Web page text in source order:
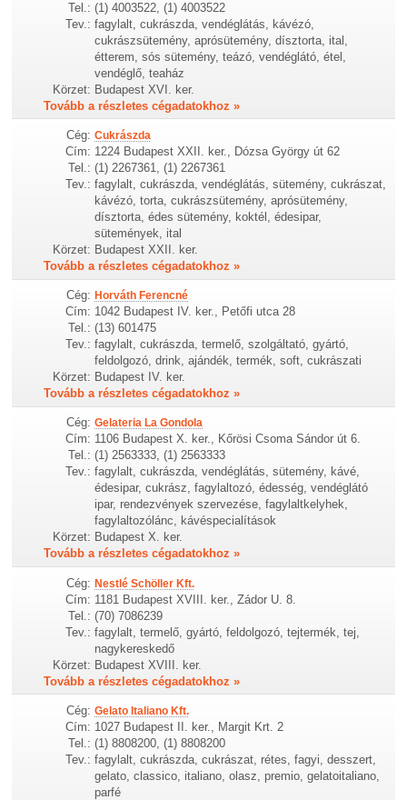
Tel.: (1) 4003522, (1) 4003522
Tev.: fagylalt, cukrászda, vendéglátás, kávézó,
cukrászsütemény, aprósütemény, dísztorta, ital,
étterem, sós sütemény, teázó, vendéglátó, étel,
vendéglő, teaház
Körzet: Budapest XVI. ker.
Tovább a részletes cégadatokhoz »
Cég: Cukrászda
Cím: 1224 Budapest XXII. ker., Dózsa György út 62
Tel.: (1) 2267361, (1) 2267361
Tev.: fagylalt, cukrászda, vendéglátás, sütemény, cukrászat,
kávézó, torta, cukrászsütemény, aprósütemény,
dísztorta, édes sütemény, koktél, édesipar,
sütemények, ital
Körzet: Budapest XXII. ker.
Tovább a részletes cégadatokhoz »
Cég: Horváth Ferencné
Cím: 1042 Budapest IV. ker., Petőfi utca 28
Tel.: (13) 601475
Tev.: fagylalt, cukrászda, termelő, szolgáltató, gyártó,
feldolgozó, drink, ajándék, termék, soft, cukrászati
Körzet: Budapest IV. ker.
Tovább a részletes cégadatokhoz »
Cég: Gelateria La Gondola
Cím: 1106 Budapest X. ker., Kőrösi Csoma Sándor út 6.
Tel.: (1) 2563333, (1) 2563333
Tev.: fagylalt, cukrászda, vendéglátás, sütemény, kávé,
édesipar, cukrász, fagylaltozó, édesség, vendéglátó
ipar, rendezvények szervezése, fagylaltkelyhek,
fagylaltozólánc, kávéspecialítások
Körzet: Budapest X. ker.
Tovább a részletes cégadatokhoz »
Cég: Nestlé Schöller Kft.
Cím: 1181 Budapest XVIII. ker., Zádor U. 8.
Tel.: (70) 7086239
Tev.: fagylalt, termelő, gyártó, feldolgozó, tejtermék, tej,
nagykereskedő
Körzet: Budapest XVIII. ker.
Tovább a részletes cégadatokhoz »
Cég: Gelato Italiano Kft.
Cím: 1027 Budapest II. ker., Margit Krt. 2
Tel.: (1) 8808200, (1) 8808200
Tev.: fagylalt, cukrászda, cukrászat, rétes, fagyi, desszert,
gelato, classico, italiano, olasz, premio, gelatoitaliano,
parfé